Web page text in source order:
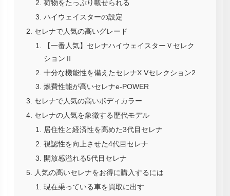
荷物をたっぷり載せられる
ハイウェイスターの設定
セレナで人気の高いグレード
【一番人気】セレナハイウェイスターＶセレク
ションⅡ
十分な機能性を備えたセレナX Vセレクション2
燃費性能が高いセレナe-POWER
セレナで人気の高いボディカラー
セレナの人気を象徴する歴代モデル
居住性と経済性を高めた3代目セレナ
視認性を向上させた4代目セレナ
開放感溢れる5代目セレナ
人気の高いセレナをお得に購入するには
現在乗っている車を買取に出す